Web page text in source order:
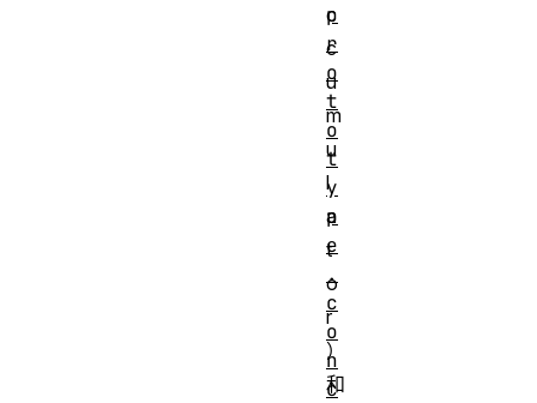
c
c
u
m
u
l
a
t
o
r
）
和
p
r
o
t
o
t
y
p
e
.
c
o
n
c